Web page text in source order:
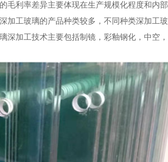
毛利率差异主要体现在生产规模化程度和内部
加工玻璃的产品种类较多，不同种类深加工玻
加工技术主要包括制镜，彩釉钢化，中空，